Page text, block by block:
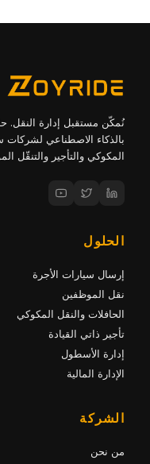
بالذكاء الاصطناعي لشركات
المكوكي والتأجير والتنقّل
الحلول
إرسال سيارات الأجرة
نقل الموظفين
الحافلات والنقل المكوكي
تأجير ذاتي القيادة
إدارة الأسطول
الإدارة المالية
الشركة
من نحن